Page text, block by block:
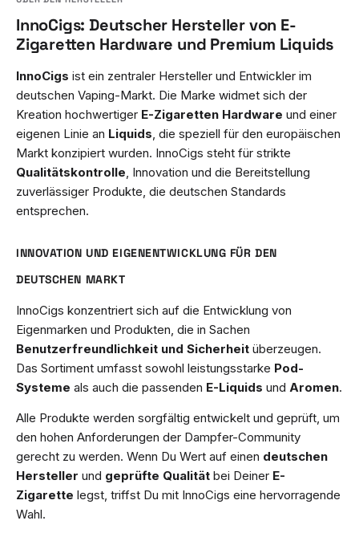
InnoCigs: Deutscher Hersteller von E-
Zigaretten Hardware und Premium Liquids
InnoCigs ist ein zentraler Hersteller und Entwickler im
deutschen Vaping-Markt. Die Marke widmet sich der
Kreation hochwertiger E-Zigaretten Hardware und einer
eigenen Linie an Liquids , die speziell für den europäischen
Markt konzipiert wurden. InnoCigs steht für strikte
Qualitätskontrolle , Innovation und die Bereitstellung
zuverlässiger Produkte, die deutschen Standards
entsprechen.
INNOVATION UND EIGENENTWICKLUNG FÜR DEN
DEUTSCHEN MARKT
InnoCigs konzentriert sich auf die Entwicklung von
Eigenmarken und Produkten, die in Sachen
Benutzerfreundlichkeit und Sicherheit überzeugen.
Das Sortiment umfasst sowohl leistungsstarke Pod-
Systeme als auch die passenden E-Liquids und Aromen.
Alle Produkte werden sorgfältig entwickelt und geprüft, um
den hohen Anforderungen der Dampfer-Community
gerecht zu werden. Wenn Du Wert auf einen deutschen
Hersteller und geprüfte Qualität bei Deiner E-
Zigarette legst, triffst Du mit InnoCigs eine hervorragende
Wahl.